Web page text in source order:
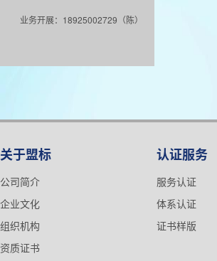
业务开展：18925002729（陈）
关于盟标
公司简介
企业文化
组织机构
资质证书
认证服务
服务认证
体系认证
证书样版